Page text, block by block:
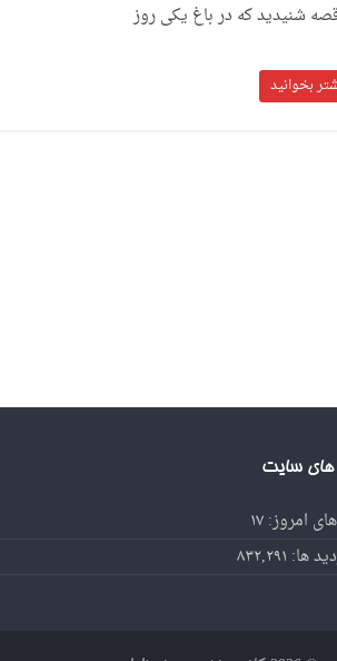
قصه شنیدید که در باغ یکی
بخوانید
های سایت
امروز:۱۷
ها: ۸۳۲,۲۹۱